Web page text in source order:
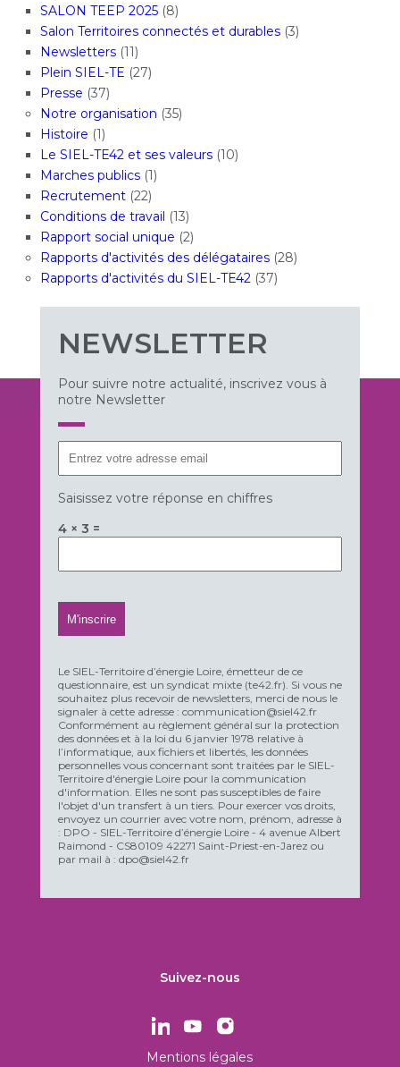
SALON TEEP 2025(8)
Salon Territoires connectés et durables(3)
Newsletters(11)
Plein SIEL-TE (27)
Presse (37)
Notre organisation (35)
Histoire (1)
Le SIEL-TE42 et ses valeurs(10)
Marches publics(1)
Recrutement(22)
Conditions de travail (13)
Rapport social unique (2)
Rapports d'activités des délégataires(28)
Rapports d'activités du SIEL-TE42(37)
NEWSLETTER
Pour suivre notre actualité, inscrivez vous à
notre Newsletter
Saisissez votre réponse en chiffres
4 × 3 =
Le SIEL-Territoire d’énergie Loire, émetteur de ce
questionnaire, est un syndicat mixte (te42.fr). Si vous ne
souhaitez plus recevoir de newsletters, merci de nous le
signaler à cette adresse : communication@siel42.fr
Conformément au règlement général sur la protection
des données et à la loi du 6 janvier 1978 relative à
l’informatique, aux fichiers et libertés, les données
personnelles vous concernant sont traitées par le SIEL-
Territoire d'énergie Loire pour la communication
d'information. Elles ne sont pas susceptibles de faire
l'objet d'un transfert à un tiers. Pour exercer vos droits,
envoyez un courrier avec votre nom, prénom, adresse à
: DPO - SIEL-Territoire d’énergie Loire - 4 avenue Albert
Raimond - CS80109 42271 Saint-Priest-en-Jarez ou
par mail à : dpo@siel42.fr
Suivez-nous
Mentions légales